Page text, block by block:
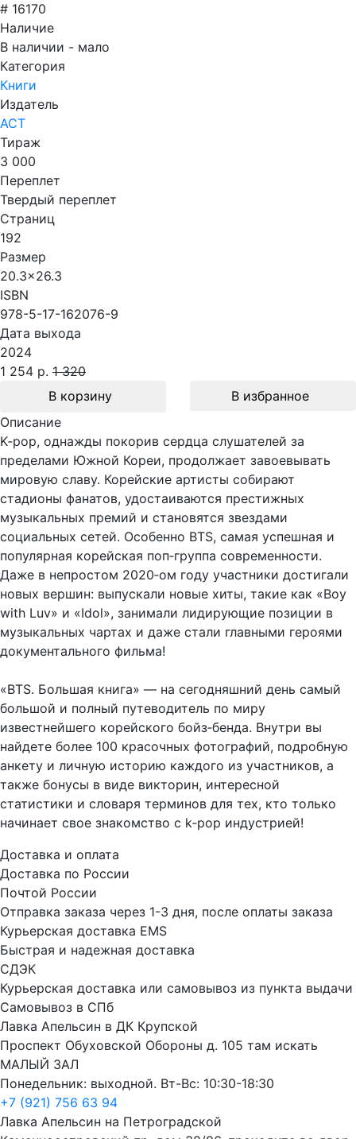
# 16170
Наличие
В наличии - мало
Категория
Книги
Издатель
АСТ
Тираж
3 000
Переплет
Твердый переплет
Страниц
192
Размер
20.3x26.3
ISBN
978-5-17-162076-9
Дата выхода
2024
1 254 р. 1 320
В корзину
В избранное
Описание
K‑pop, однажды покорив сердца слушателей за
пределами Южной Кореи, продолжает завоевывать
мировую славу. Корейские артисты собирают
стадионы фанатов, удостаиваются престижных
музыкальных премий и становятся звездами
социальных сетей. Особенно BTS, самая успешная и
популярная корейская поп‑группа современности.
Даже в непростом 2020‑ом году участники достигали
новых вершин: выпускали новые хиты, такие как «Boy
with Luv» и «Idol», занимали лидирующие позиции в
музыкальных чартах и даже стали главными героями
документального фильма!
«BTS. Большая книга» — на сегодняшний день самый
большой и полный путеводитель по миру
известнейшего корейского бойз‑бенда. Внутри вы
найдете более 100 красочных фотографий, подробную
анкету и личную историю каждого из участников, а
также бонусы в виде викторин, интересной
статистики и словаря терминов для тех, кто только
начинает свое знакомство с k‑pop индустрией!
Доставка и оплата
Доставка по России
Почтой России
Отправка заказа через 1-3 дня, после оплаты заказа
Курьерская доставка EMS
Быстрая и надежная доставка
СДЭК
Курьерская доставка или самовывоз из пункта выдачи
Самовывоз в СПб
Лавка Апельсин в ДК Крупской
Проспект Обуховской Обороны д. 105 там искать
МАЛЫЙ ЗАЛ
Понедельник: выходной. Вт-Вс: 10:30-18:30
+7 (921) 756 63 94
Лавка Апельсин на Петроградской